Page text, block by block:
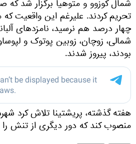
شمال کوزوو و متوهیا برگزار شد
تحریم کردند. علیرغم این واقعیت
چهار درصد هم نرسید، نامزدهای
شمالی، زوچان، زوبین پوتوک و
بودند، پیروز شدند.
هفته گذشته، پریشتینا تلاش کرد
منصوب کند که دور دیگری از تنش